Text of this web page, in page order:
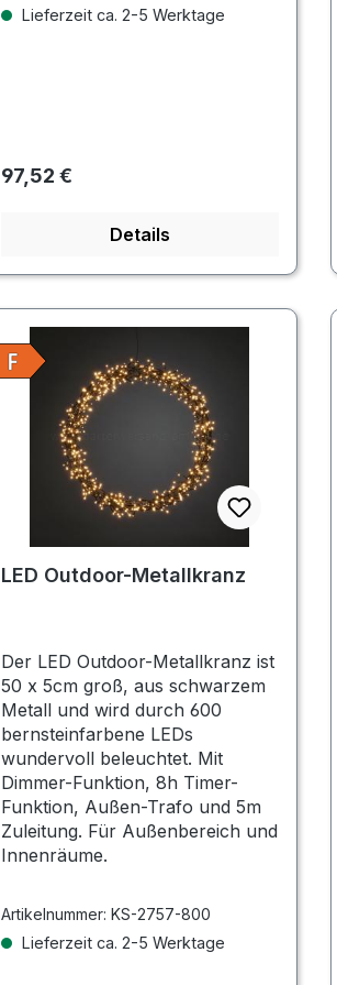
Lieferzeit ca. 2-5 Werktage
Regulärer Preis:
97,52 €
Details
LED Outdoor-Metallkranz
Der LED Outdoor-Metallkranz ist
50 x 5cm groß, aus schwarzem
Metall und wird durch 600
bernsteinfarbene LEDs
wundervoll beleuchtet. Mit
Dimmer-Funktion, 8h Timer-
Funktion, Außen-Trafo und 5m
Zuleitung. Für Außenbereich und
Innenräume.
Artikelnummer: KS-2757-800
Lieferzeit ca. 2-5 Werktage